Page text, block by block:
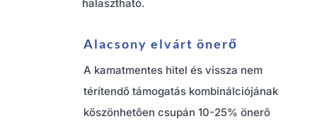
halasztható.
Alacsony elvárt önerő
A kamatmentes hitel és vissza nem
térítendő támogatás kombinálciójának
köszönhetően csupán 10-25% önerő